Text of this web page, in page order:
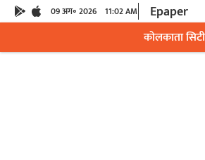
09 अग॰ 2026 11:02 AM Epaper
कोलकाता सिटी